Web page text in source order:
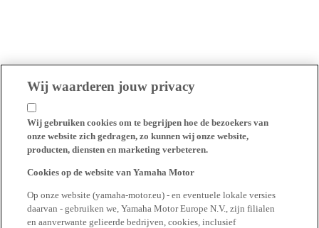
Wij waarderen jouw privacy
Wij gebruiken cookies om te begrijpen hoe de bezoekers van
onze website zich gedragen, zo kunnen wij onze website,
producten, diensten en marketing verbeteren.
Cookies op de website van Yamaha Motor
Op onze website (yamaha-motor.eu) - en eventuele lokale versies
daarvan - gebruiken we, Yamaha Motor Europe N.V., zijn filialen
en aanverwante gelieerde bedrijven, cookies, inclusief